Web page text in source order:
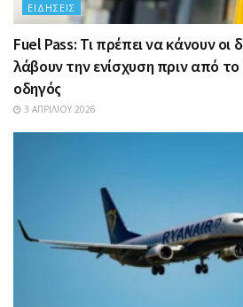
ΕΙΔΉΣΕΙΣ
Fuel Pass: Τι πρέπει να κάνουν οι
λάβουν την ενίσχυση πριν από
οδηγός
3 ΑΠΡΙΛΊΟΥ 2026